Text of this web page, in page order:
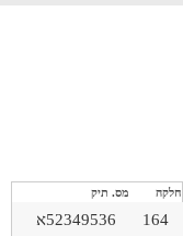
חלקה מס. תיק
164 52349536א